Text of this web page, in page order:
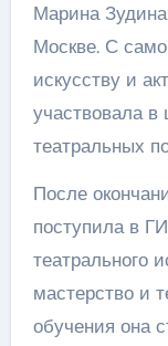
Марина
Москве. С
искусству и
участвовала в
театральных
После
поступила в
театрального
мастерство и
обучения она